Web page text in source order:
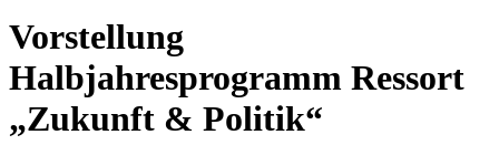
Vorstellung
Halbjahresprogramm Ressort
„Zukunft & Politik“